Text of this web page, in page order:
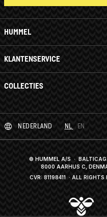
HUMMEL
KLANTENSERVICE
COLLECTIES
NEDERLAND NL EN
© HUMMEL A/S ·
8000 AARHUS C,
CVR: 81198411 · ALL RIGHTS